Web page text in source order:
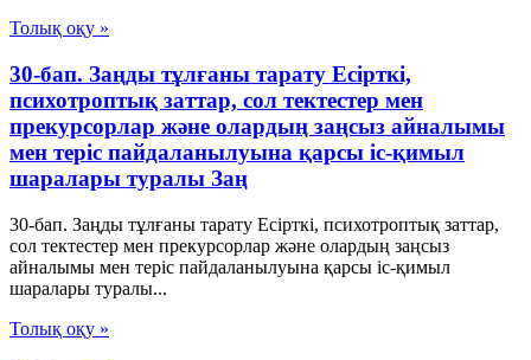
Толық оқу »
30-бап. Заңды тұлғаны тарату Есiрткi,
психотроптық заттар, сол тектестер мен
прекурсорлар және олардың заңсыз айналымы
мен терiс пайдаланылуына қарсы iс-қимыл
шаралары туралы Заң
30-бап. Заңды тұлғаны тарату Есiрткi, психотроптық заттар,
сол тектестер мен прекурсорлар және олардың заңсыз
айналымы мен терiс пайдаланылуына қарсы iс-қимыл
шаралары туралы...
Толық оқу »